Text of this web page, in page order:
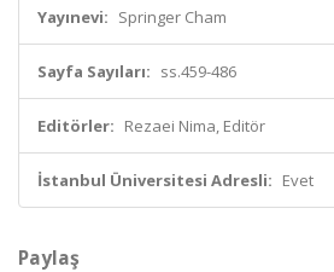
Yayınevi: Springer Cham
Sayfa Sayıları: ss.459-486
Editörler: Rezaei Nima, Editör
İstanbul Üniversitesi Adresli: Evet
Paylaş